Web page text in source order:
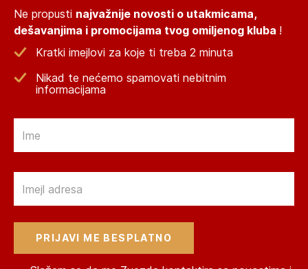
Ne propusti najvažnije novosti o utakmicama,
dešavanjima i promocijama tvog omiljenog kluba !
Kratki imejlovi za koje ti treba 2 minuta
Nikad te nećemo spamovati nebitnim
informacijama